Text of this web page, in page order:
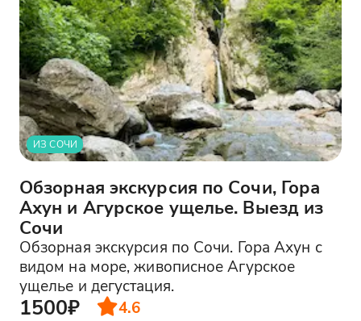
ИЗ СОЧИ
Обзорная экскурсия по Сочи, Гора
Ахун и Агурское ущелье. Выезд из
Сочи
Обзорная экскурсия по Сочи. Гора Ахун с
видом на море, живописное Агурское
ущелье и дегустация.
1500₽ 4.6